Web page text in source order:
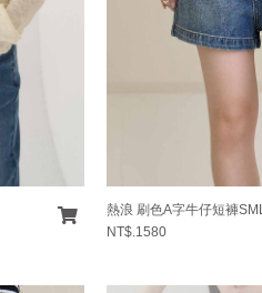
熱浪 刷色A字牛仔短褲SML
NT$.1580